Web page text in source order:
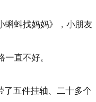
蚪找妈妈》，小朋友
直不好。
五件挂轴、二十多个